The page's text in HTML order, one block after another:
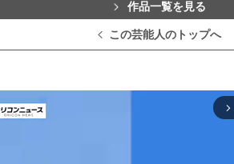
作品一覧を見る
この芸能人のトップへ
arrow_forward_ios